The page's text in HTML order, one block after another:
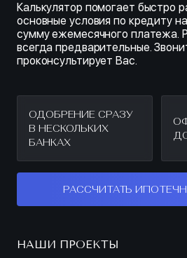
Калькулятор помогает быстро
основные условия по кредиту
сумму ежемесячного платежа.
всегда предварительные.
проконсультирует Вас.
ОДОБРЕНИЕ СРАЗУ
В НЕСКОЛЬКИХ
БАНКАХ
РАССЧИТАТЬ
НАШИ ПРОЕКТЫ